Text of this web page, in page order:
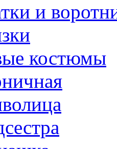
и
костюмы